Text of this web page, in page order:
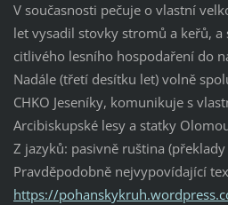
V současnosti pečuje o vlastní
let vysadil stovky stromů a keřů,
citlivého lesního hospodaření do
Nadále (třetí desítku let) volně
CHKO Jeseníky, komunikuje s
Arcibiskupské lesy a statky
Z jazyků: pasivně ruština (překlady
Pravděpodobně nejvypovídající
https://